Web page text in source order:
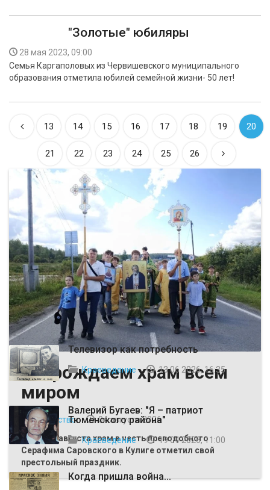
"Золотые" юбиляры
28 мая 2023, 09:00
Семья Каргаполовых из Червишевского муниципального
образования отметила юбилей семейной жизни- 50 лет!
13 14 15 16 17 18 19 20
21 22 23 24 25 26
Возрождаем храм всем
миром
Общество
04 августа 2026
Первого августа храм в честь преподобного
Серафима Саровского в Кулиге отметил свой
престольный праздник.
ВЫБОР РЕДАКЦИИ
Телевизор как потребность
Краеведение 13 06 2026, 16:35
Валерий Бугаев: "Я – патриот
Тюменского района"
Краеведение 19 04 2026, 11:00
Когда пришла война...